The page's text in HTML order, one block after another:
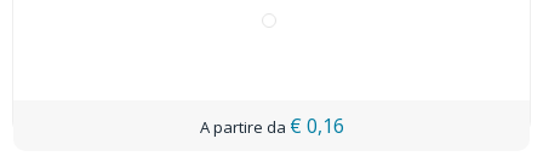
€ 0,16